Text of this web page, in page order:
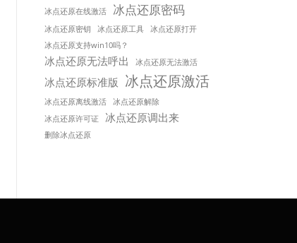
冰点还原在线激活 冰点还原密码
冰点还原密钥 冰点还原工具
冰点还原打开
冰点还原支持win10吗？
冰点还原无法呼出 冰点还原无法激活
冰点还原标准版 冰点还原激活
冰点还原离线激活
冰点还原解除
冰点还原许可证
冰点还原调出来
删除冰点还原